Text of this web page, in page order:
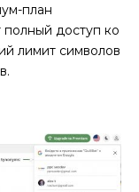
план
доступ ко
лимит символов